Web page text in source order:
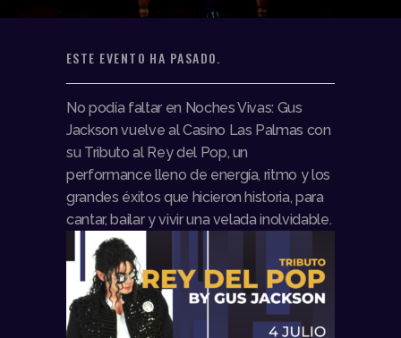
ESTE EVENTO HA PASADO.
No podía faltar en Noches Vivas: Gus
Jackson vuelve al Casino Las Palmas con
su Tributo al Rey del Pop, un
performance lleno de energía, ritmo y los
grandes éxitos que hicieron historia, para
cantar, bailar y vivir una velada inolvidable.